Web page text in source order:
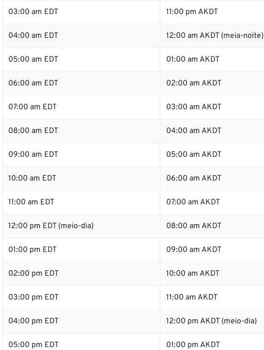
03:00 am EDT 11:00 pm AKDT
04:00 am EDT 12:00 am AKDT (meia-noite)
05:00 am EDT 01:00 am AKDT
06:00 am EDT 02:00 am AKDT
07:00 am EDT 03:00 am AKDT
08:00 am EDT 04:00 am AKDT
09:00 am EDT 05:00 am AKDT
10:00 am EDT 06:00 am AKDT
11:00 am EDT 07:00 am AKDT
12:00 pm EDT (meio-dia) 08:00 am AKDT
01:00 pm EDT 09:00 am AKDT
02:00 pm EDT 10:00 am AKDT
03:00 pm EDT 11:00 am AKDT
04:00 pm EDT 12:00 pm AKDT (meio-dia)
05:00 pm EDT 01:00 pm AKDT